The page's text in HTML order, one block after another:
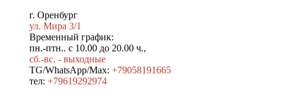
г. Оренбург
ул. Мира 3/1
Временный график:
пн.-птн.. с 10.00 до 20.00 ч.,
сб.-вс. - выходные
TG/WhatsApp/Max: +79058191665
тел: +79619292974